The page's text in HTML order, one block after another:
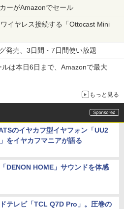
ーがAmazonでセール
イヤレス接続する「Ottocast Mini
発売、3日間・7日間使い放題
ルは本日6日まで、Amazonで最大
もっと見る
のイヤカフ型イヤフォン「UU2
をイヤカフマニアが語る
DENON HOME」サウンドを体感
テレビ「TCL Q7D Pro」。圧巻の